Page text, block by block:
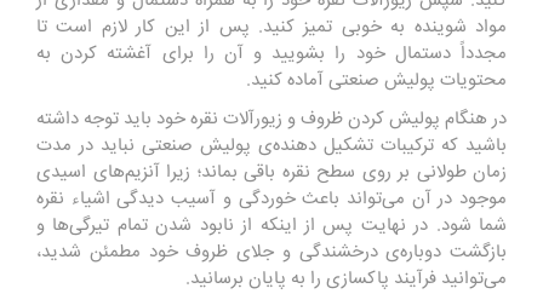
مواد شوینده به خوبی تمیز کنید. پس از این کار لازم است تا
مجدداً دستمال خود را بشویید و آن را برای آغشته کردن به
محتویات پولیش صنعتی آماده کنید.
در هنگام پولیش کردن ظروف و زیورآلات نقره خود باید توجه داشته
باشید که ترکیبات تشکیل دهنده‌ی پولیش صنعتی نباید در مدت
زمان طولانی بر روی سطح نقره باقی بماند؛ زیرا آنزیم‌های اسیدی
موجود در آن می‌تواند باعث خوردگی و آسیب دیدگی اشیاء نقره
شما شود. در نهایت پس از اینکه از نابود شدن تمام تیرگی‌ها و
بازگشت دوباره‌ی درخشندگی و جلای ظروف خود مطمئن شدید،
می‌توانید فرآیند پاکسازی را به پایان برسانید.